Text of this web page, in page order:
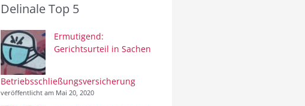
Delinale Top 5
Ermutigend:
Gerichtsurteil in Sachen
Betriebsschließungsversicherung
veröffentlicht am Mai 20, 2020